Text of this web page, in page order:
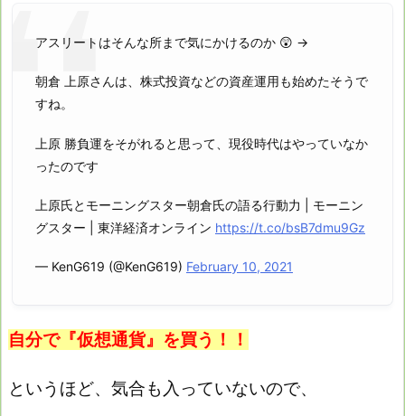
アスリートはそんな所まで気にかけるのか 😲 ->
朝倉 上原さんは、株式投資などの資産運用も始めたそうで
すね。
上原 勝負運をそがれると思って、現役時代はやっていなか
ったのです
上原氏とモーニングスター朝倉氏の語る行動力 | モーニン
グスター | 東洋経済オンライン https://t.co/bsB7dmu9Gz
— KenG619 (@KenG619) February 10, 2021
自分で『仮想通貨』を買う！！
というほど、気合も入っていないので、